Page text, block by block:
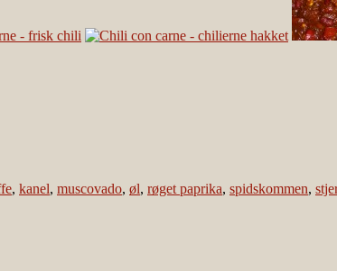
, kanel, muscovado, øl, røget paprika, spidskommen,